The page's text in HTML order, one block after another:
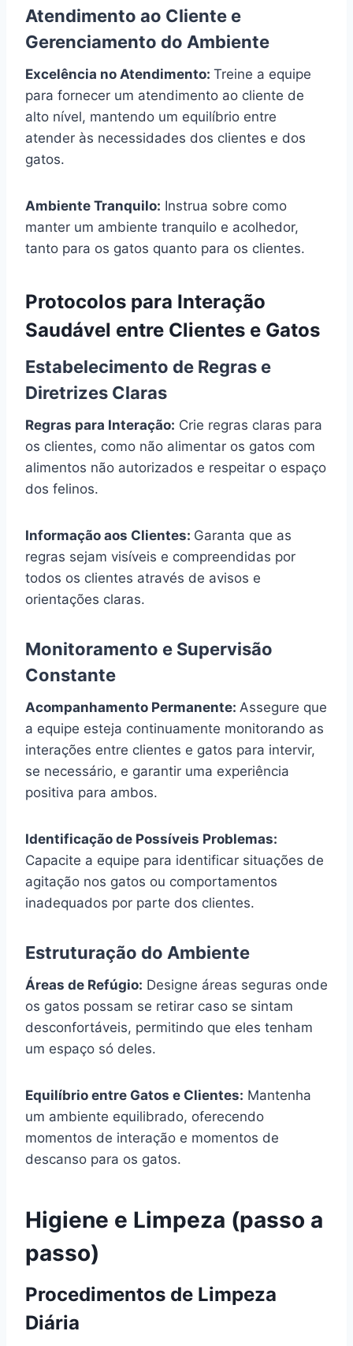
Atendimento ao Cliente e
Gerenciamento do Ambiente
Excelência no Atendimento: Treine a equipe
para fornecer um atendimento ao cliente de
alto nível, mantendo um equilíbrio entre
atender às necessidades dos clientes e dos
gatos.
Ambiente Tranquilo: Instrua sobre como
manter um ambiente tranquilo e acolhedor,
tanto para os gatos quanto para os clientes.
Protocolos para Interação
Saudável entre Clientes e Gatos
Estabelecimento de Regras e
Diretrizes Claras
Regras para Interação: Crie regras claras para
os clientes, como não alimentar os gatos com
alimentos não autorizados e respeitar o espaço
dos felinos.
Informação aos Clientes: Garanta que as
regras sejam visíveis e compreendidas por
todos os clientes através de avisos e
orientações claras.
Monitoramento e Supervisão
Constante
Acompanhamento Permanente: Assegure que
a equipe esteja continuamente monitorando as
interações entre clientes e gatos para intervir,
se necessário, e garantir uma experiência
positiva para ambos.
Identificação de Possíveis Problemas:
Capacite a equipe para identificar situações de
agitação nos gatos ou comportamentos
inadequados por parte dos clientes.
Estruturação do Ambiente
Áreas de Refúgio: Designe áreas seguras onde
os gatos possam se retirar caso se sintam
desconfortáveis, permitindo que eles tenham
um espaço só deles.
Equilíbrio entre Gatos e Clientes: Mantenha
um ambiente equilibrado, oferecendo
momentos de interação e momentos de
descanso para os gatos.
Higiene e Limpeza (passo a
passo)
Procedimentos de Limpeza
Diária